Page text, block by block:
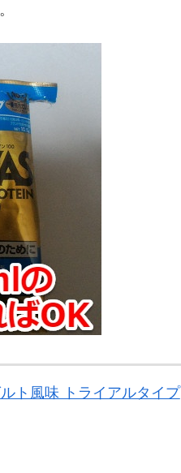
ト風味 トライアルタイプ